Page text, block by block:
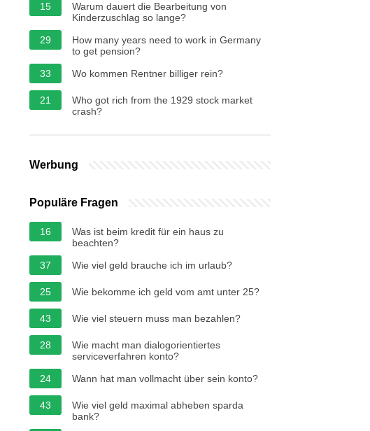
15
Warum dauert die Bearbeitung von
Kinderzuschlag so lange?
29
How many years need to work in Germany
to get pension?
33
Wo kommen Rentner billiger rein?
21
Who got rich from the 1929 stock market
crash?
Werbung
Populäre Fragen
16
Was ist beim kredit für ein haus zu
beachten?
37
Wie viel geld brauche ich im urlaub?
25 Wie bekomme ich geld vom amt unter 25?
43 Wie viel steuern muss man bezahlen?
28
Wie macht man dialogorientiertes
serviceverfahren konto?
24
Wann hat man vollmacht über sein konto?
43
Wie viel geld maximal abheben sparda
bank?